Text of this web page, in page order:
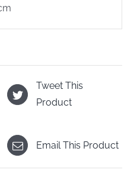
Tweet This
Product
Email This Product